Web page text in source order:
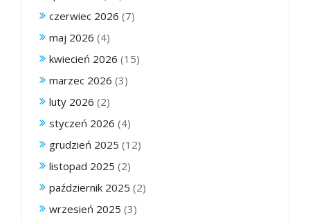
czerwiec 2026 (7)
maj 2026 (4)
kwiecień 2026 (15)
marzec 2026 (3)
luty 2026 (2)
styczeń 2026 (4)
grudzień 2025 (12)
listopad 2025 (2)
październik 2025 (2)
wrzesień 2025 (3)